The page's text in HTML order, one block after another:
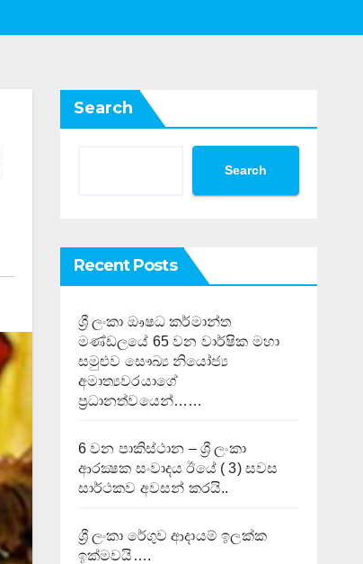
Search
Search
Recent Posts
ශ්‍රී ලංකා ඖෂධ කර්මාන්ත
මණ්ඩලයේ 65 වන වාර්ෂික මහා
සමුළුව සෞඛ්‍ය නියෝජ්‍ය
අමාත්‍යවරයාගේ
ප්‍රධානත්වයෙන්……
6 වන පාකිස්ථාන – ශ්‍රී ලංකා
ආරක්‍ෂක සංවාදය ඊයේ ( 3) සවස
සාර්ථකව අවසන් කරයි..
ශ්‍රී ලංකා රේගුව ආදායම් ඉලක්ක
ඉක්මවයි….